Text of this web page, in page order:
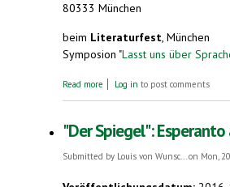
80333 München
beim Literaturfest, München
Symposion "Lasst uns über
Read more about
Log in to post comments
"Der Spiegel": Esperanto
Submitted by Louis von Wunsc...on Mon,